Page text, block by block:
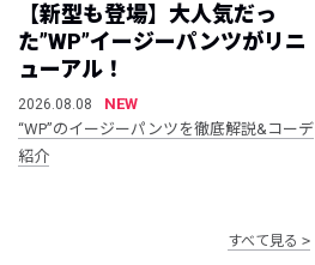
【新型も登場】大人気だっ
た”WP”イージーパンツがリニ
ューアル！
2026.08.08
NEW
“WP”のイージーパンツを徹底解説&コーデ
紹介
すべて見る